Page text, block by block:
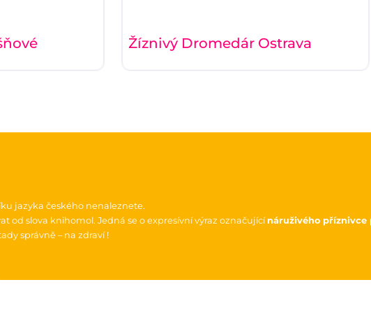
Žíznivý Dromedár Ostrava
jazyka českého nenaleznete.
od slova knihomol. Jedná se o expresívní výraz označující náruživého
správně – na zdraví !